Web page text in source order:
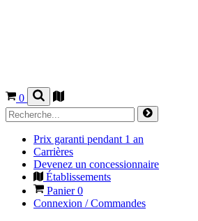
0
Prix garanti pendant 1 an
Carrières
Devenez un concessionnaire
Établissements
Panier0
Connexion / Commandes